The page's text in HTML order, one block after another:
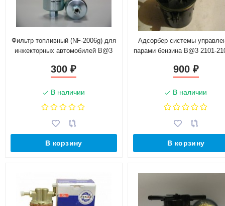
Фильтр топливный (NF-2006g) для
инжекторных автомобилей B@3
300₽
В наличии
В корзину
Адсорбер системы
парами бензина B@3 2101-
900 ₽
В наличии
В корзину